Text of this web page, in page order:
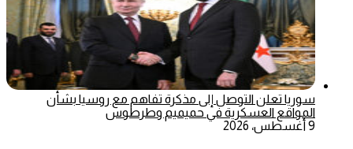
سوريا تعلن التوصل إلى مذكرة تفاهم مع روسيا بشأن
المواقع العسكرية في حميميم وطرطوس
9 أغسطس، 2026